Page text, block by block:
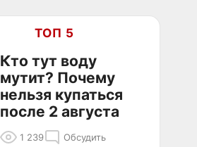
ТОП 5
Кто тут воду
мутит? Почему
нельзя купаться
после 2 августа
1 239 Обсудить